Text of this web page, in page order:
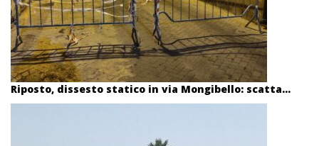
Riposto, dissesto statico in via Mongibello: scatta...